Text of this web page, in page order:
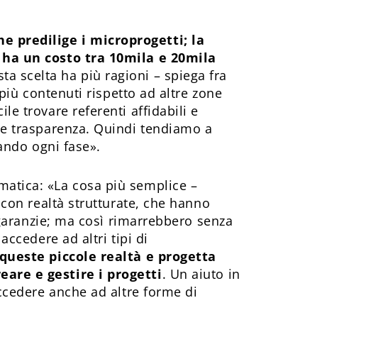
predilige i microprogetti; la
un costo tra 10mila e 20mila
scelta ha più ragioni – spiega fra
contenuti rispetto ad altre zone
trovare referenti affidabili e
Quindi tendiamo a
ogni fase».
«La cosa più semplice –
realtà strutturate, che hanno
ma così rimarrebbero senza
ad altri tipi di
piccole realtà e progetta
e gestire i progetti. Un aiuto in
anche ad altre forme di